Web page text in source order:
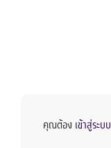
คุณต้อง เข้าสู่ระบบ